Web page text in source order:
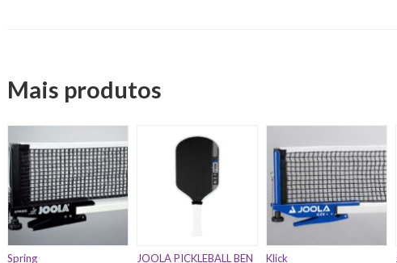
Mais produtos
Spring JOOLA PICKLEBALL BEN Klick